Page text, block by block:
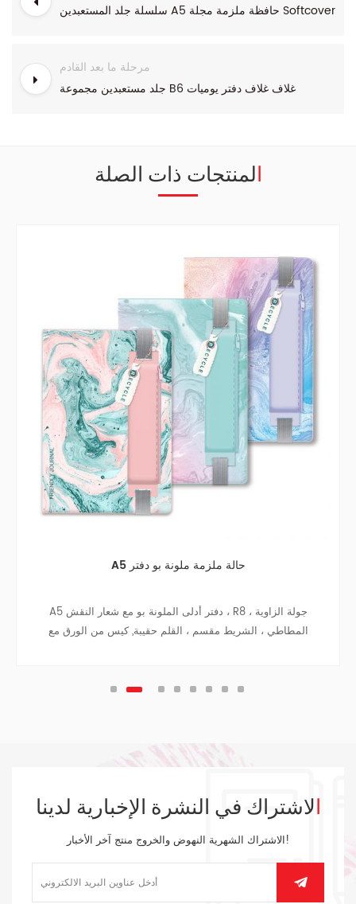
سلسلة جلد المستعبدين A5 حافظة ملزمة مجلة Softcover
مرحلة ما بعد القادم
جلد مستعبدين مجموعة B6 غلاف غلاف دفتر يوميات
المنتجات ذات الصلة
A5 حالة ملزمة ملونة بو دفتر
A5 دفتر أدلى الملونة بو مع شعار النقش ، R8 جولة الزاوية ،
المطاطي ، الشريط مقسم ، القلم حقيبة, كيس من الورق مع
الاشتراك في النشرة الإخبارية لدينا
الاشتراك الشهرية النهوض والخروج منتج آخر الأخبار!